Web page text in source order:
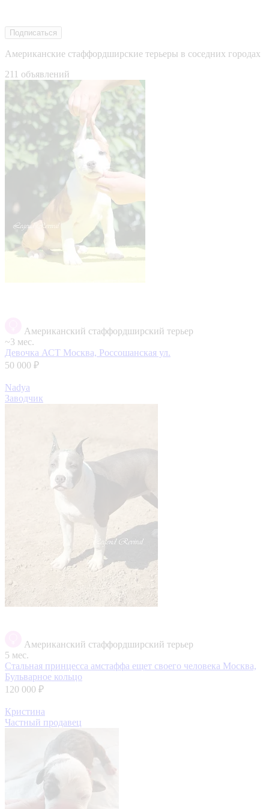
Подписаться
Американские стаффордширские терьеры в соседних городах
211 объявлений
Американский стаффордширский терьер
~3 мес.
Девочка АСТ Москва, Россошанская ул.
50 000 ₽
Nadya
Заводчик
Американский стаффордширский терьер
5 мес.
Стальная принцесса амстаффа ещет своего человека Москва,
Бульварное кольцо
120 000 ₽
Кристина
Частный продавец